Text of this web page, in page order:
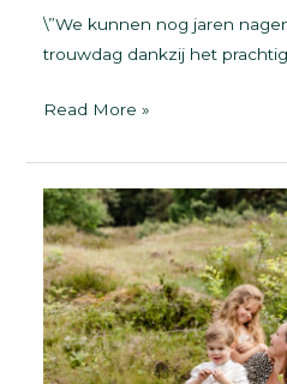
\”We kunnen nog jaren
trouwdag dankzij het
Trouwfotograaf
Drenthe
|
de
Kruimel
Read More »